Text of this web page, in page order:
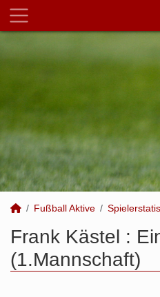
Fußball Aktive
Frank Kästel :
(1.Mannschaft)